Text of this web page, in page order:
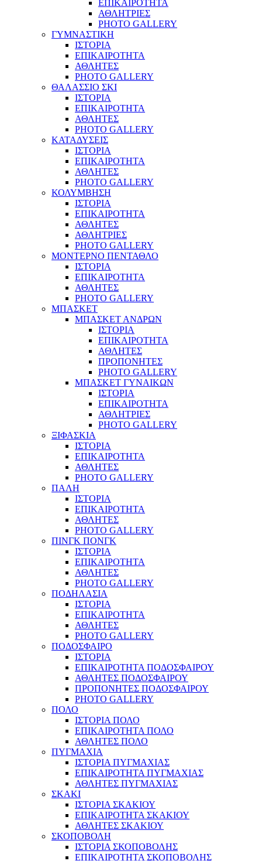
ΕΠΙΚΑΙΡΟΤΗΤΑ
ΑΘΛΗΤΡΙΕΣ
PHOTO GALLERY
ΓΥΜΝΑΣΤΙΚΗ
ΙΣΤΟΡΙΑ
ΕΠΙΚΑΙΡΟΤΗΤΑ
ΑΘΛΗΤΕΣ
PHOTO GALLERY
ΘΑΛΑΣΣΙΟ ΣΚΙ
ΙΣΤΟΡΙΑ
ΕΠΙΚΑΙΡΟΤΗΤΑ
ΑΘΛΗΤΕΣ
PHOTO GALLERY
ΚΑΤΑΔΥΣΕΙΣ
ΙΣΤΟΡΙΑ
ΕΠΙΚΑΙΡΟΤΗΤΑ
ΑΘΛΗΤΕΣ
PHOTO GALLERY
ΚΟΛΥΜΒΗΣΗ
ΙΣΤΟΡΙΑ
ΕΠΙΚΑΙΡΟΤΗΤΑ
ΑΘΛΗΤΕΣ
ΑΘΛΗΤΡΙΕΣ
PHOTO GALLERY
ΜΟΝΤΕΡΝΟ ΠΕΝΤΑΘΛΟ
ΙΣΤΟΡΙΑ
ΕΠΙΚΑΙΡΟΤΗΤΑ
ΑΘΛΗΤΕΣ
PHOTO GALLERY
ΜΠΑΣΚΕΤ
ΜΠΑΣΚΕΤ ΑΝΔΡΩΝ
ΙΣΤΟΡΙΑ
ΕΠΙΚΑΙΡΟΤΗΤΑ
ΑΘΛΗΤΕΣ
ΠΡΟΠΟΝΗΤΕΣ
PHOTO GALLERY
ΜΠΑΣΚΕΤ ΓΥΝΑΙΚΩΝ
ΙΣΤΟΡΙΑ
ΕΠΙΚΑΙΡΟΤΗΤΑ
ΑΘΛΗΤΡΙΕΣ
PHOTO GALLERY
ΞΙΦΑΣΚΙΑ
ΙΣΤΟΡΙΑ
ΕΠΙΚΑΙΡΟΤΗΤΑ
ΑΘΛΗΤΕΣ
PHOTO GALLERY
ΠΑΛΗ
ΙΣΤΟΡΙΑ
ΕΠΙΚΑΙΡΟΤΗΤΑ
ΑΘΛΗΤΕΣ
PHOTO GALLERY
ΠΙΝΓΚ ΠΟΝΓΚ
ΙΣΤΟΡΙΑ
ΕΠΙΚΑΙΡΟΤΗΤΑ
ΑΘΛΗΤΕΣ
PHOTO GALLERY
ΠΟΔΗΛΑΣΙΑ
ΙΣΤΟΡΙΑ
ΕΠΙΚΑΙΡΟΤΗΤΑ
ΑΘΛΗΤΕΣ
PHOTO GALLERY
ΠΟΔΟΣΦΑΙΡΟ
ΙΣΤΟΡΙΑ
ΕΠΙΚΑΙΡΟΤΗΤΑ ΠΟΔΟΣΦΑΙΡΟΥ
ΑΘΛΗΤΕΣ ΠΟΔΟΣΦΑΙΡΟΥ
ΠΡΟΠΟΝΗΤΕΣ ΠΟΔΟΣΦΑΙΡΟΥ
PHOTO GALLERY
ΠΟΛΟ
ΙΣΤΟΡΙΑ ΠΟΛΟ
ΕΠΙΚΑΙΡΟΤΗΤΑ ΠΟΛΟ
ΑΘΛΗΤΕΣ ΠΟΛΟ
ΠΥΓΜΑΧΙΑ
ΙΣΤΟΡΙΑ ΠΥΓΜΑΧΙΑΣ
ΕΠΙΚΑΙΡΟΤΗΤΑ ΠΥΓΜΑΧΙΑΣ
ΑΘΛΗΤΕΣ ΠΥΓΜΑΧΙΑΣ
ΣΚΑΚΙ
ΙΣΤΟΡΙΑ ΣΚΑΚΙΟΥ
ΕΠΙΚΑΙΡΟΤΗΤΑ ΣΚΑΚΙΟΥ
ΑΘΛΗΤΕΣ ΣΚΑΚΙΟΥ
ΣΚΟΠΟΒΟΛΗ
ΙΣΤΟΡΙΑ ΣΚΟΠΟΒΟΛΗΣ
ΕΠΙΚΑΙΡΟΤΗΤΑ ΣΚΟΠΟΒΟΛΗΣ